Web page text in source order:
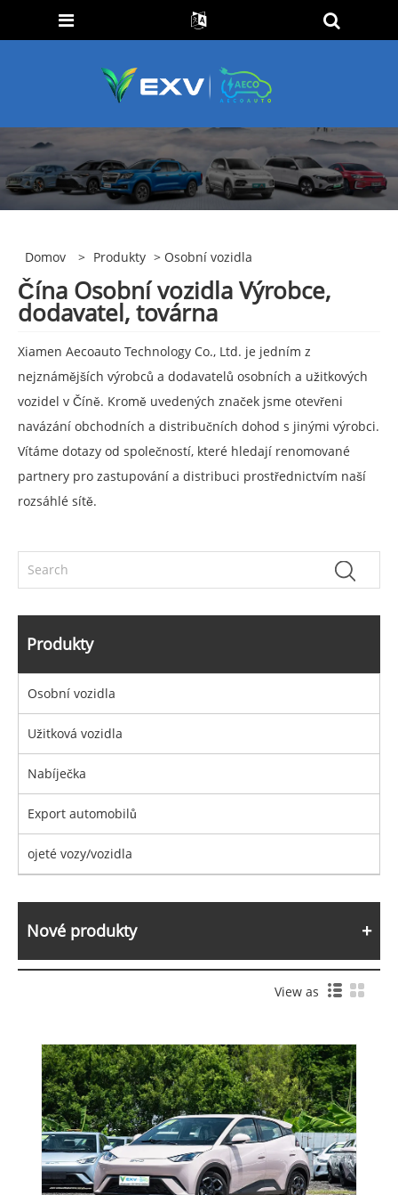
Domov > Produkty > Osobní vozidla
Čína Osobní vozidla Výrobce,
dodavatel, továrna
Xiamen Aecoauto Technology Co., Ltd. je jedním z
nejznámějších výrobců a dodavatelů osobních a užitkových
vozidel v Číně. Kromě uvedených značek jsme otevřeni
navázání obchodních a distribučních dohod s jinými výrobci.
Vítáme dotazy od společností, které hledají renomované
partnery pro zastupování a distribuci prostřednictvím naší
rozsáhlé sítě.
Produkty
Osobní vozidla
Užitková vozidla
Nabíječka
Export automobilů
ojeté vozy/vozidla
Nové produkty
View as